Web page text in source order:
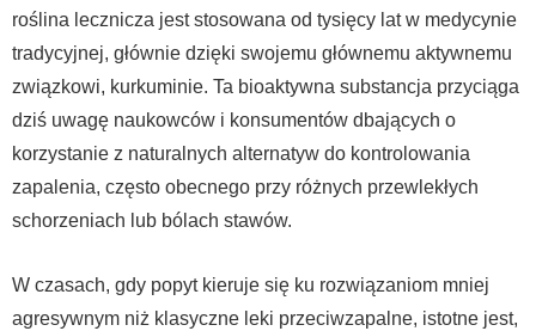
roślina lecznicza jest stosowana od tysięcy lat w medycynie
tradycyjnej, głównie dzięki swojemu głównemu aktywnemu
związkowi, kurkuminie. Ta bioaktywna substancja przyciąga
dziś uwagę naukowców i konsumentów dbających o
korzystanie z naturalnych alternatyw do kontrolowania
zapalenia, często obecnego przy różnych przewlekłych
schorzeniach lub bólach stawów.
W czasach, gdy popyt kieruje się ku rozwiązaniom mniej
agresywnym niż klasyczne leki przeciwzapalne, istotne jest,